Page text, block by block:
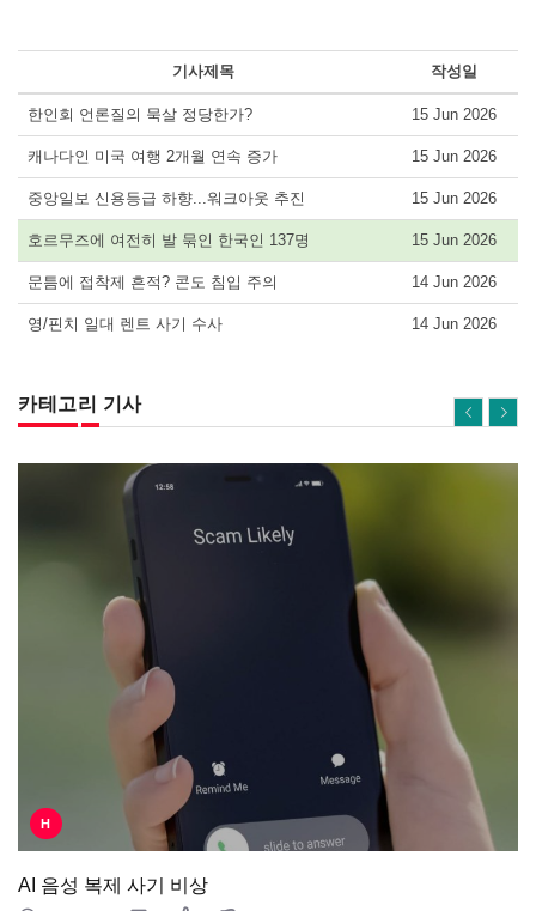
기사제목 작성일
한인회 언론질의 묵살 정당한가? 15 Jun 2026
캐나다인 미국 여행 2개월 연속 증가 15 Jun 2026
중앙일보 신용등급 하향...워크아웃 추진 15 Jun 2026
호르무즈에 여전히 발 묶인 한국인 137명 15 Jun 2026
문틈에 접착제 흔적? 콘도 침입 주의 14 Jun 2026
영/핀치 일대 렌트 사기 수사 14 Jun 2026
카테고리 기사
H
AI 음성 복제 사기 비상